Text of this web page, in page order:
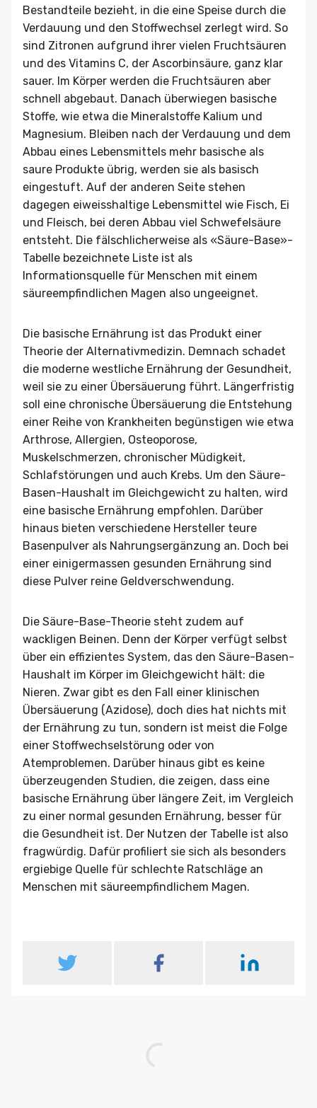
Bestandteile bezieht, in die eine Speise durch die
Verdauung und den Stoffwechsel zerlegt wird. So
sind Zitronen aufgrund ihrer vielen Fruchtsäuren
und des Vitamins C, der Ascorbinsäure, ganz klar
sauer. Im Körper werden die Fruchtsäuren aber
schnell abgebaut. Danach überwiegen basische
Stoffe, wie etwa die Mineralstoffe Kalium und
Magnesium. Bleiben nach der Verdauung und dem
Abbau eines Lebensmittels mehr basische als
saure Produkte übrig, werden sie als basisch
eingestuft. Auf der anderen Seite stehen
dagegen eiweisshaltige Lebensmittel wie Fisch, Ei
und Fleisch, bei deren Abbau viel Schwefelsäure
entsteht. Die fälschlicherweise als «Säure-Base»-
Tabelle bezeichnete Liste ist als
Informationsquelle für Menschen mit einem
säureempfindlichen Magen also ungeeignet.
Die basische Ernährung ist das Produkt einer
Theorie der Alternativmedizin. Demnach schadet
die moderne westliche Ernährung der Gesundheit,
weil sie zu einer Übersäuerung führt. Längerfristig
soll eine chronische Übersäuerung die Entstehung
einer Reihe von Krankheiten begünstigen wie etwa
Arthrose, Allergien, Osteoporose,
Muskelschmerzen, chronischer Müdigkeit,
Schlafstörungen und auch Krebs. Um den Säure-
Basen-Haushalt im Gleichgewicht zu halten, wird
eine basische Ernährung empfohlen. Darüber
hinaus bieten verschiedene Hersteller teure
Basenpulver als Nahrungsergänzung an. Doch bei
einer einigermassen gesunden Ernährung sind
diese Pulver reine Geldverschwendung.
Die Säure-Base-Theorie steht zudem auf
wackligen Beinen. Denn der Körper verfügt selbst
über ein effizientes System, das den Säure-Basen-
Haushalt im Körper im Gleichgewicht hält: die
Nieren. Zwar gibt es den Fall einer klinischen
Übersäuerung (Azidose), doch dies hat nichts mit
der Ernährung zu tun, sondern ist meist die Folge
einer Stoffwechselstörung oder von
Atemproblemen. Darüber hinaus gibt es keine
überzeugenden Studien, die zeigen, dass eine
basische Ernährung über längere Zeit, im Vergleich
zu einer normal gesunden Ernährung, besser für
die Gesundheit ist. Der Nutzen der Tabelle ist also
fragwürdig. Dafür profiliert sie sich als besonders
ergiebige Quelle für schlechte Ratschläge an
Menschen mit säureempfindlichem Magen.